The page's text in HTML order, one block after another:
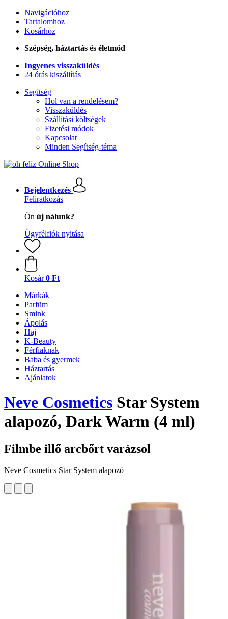
Navigációhoz
Tartalomhoz
Kosárhoz
Szépség, háztartás és életmód
Ingyenes visszaküldés
24 órás kiszállítás
Segítség
Hol van a rendelésem?
Visszaküldés
Szállítási költségek
Fizetési módok
Kapcsolat
Minden Segítség-téma
Bejelentkezés
Feliratkozás
Ön új nálunk?
Ügyfélfiók nyitása
Kosár 0 Ft
Márkák
Parfüm
Smink
Ápolás
Haj
K-Beauty
Férfiaknak
Baba és gyermek
Háztartás
Ajánlatok
Neve Cosmetics Star System
alapozó, Dark Warm (4 ml)
Filmbe illő arcbőrt varázsol
Neve Cosmetics Star System alapozó